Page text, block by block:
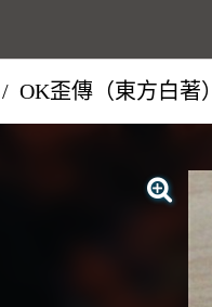
OK歪傳（東方白著）